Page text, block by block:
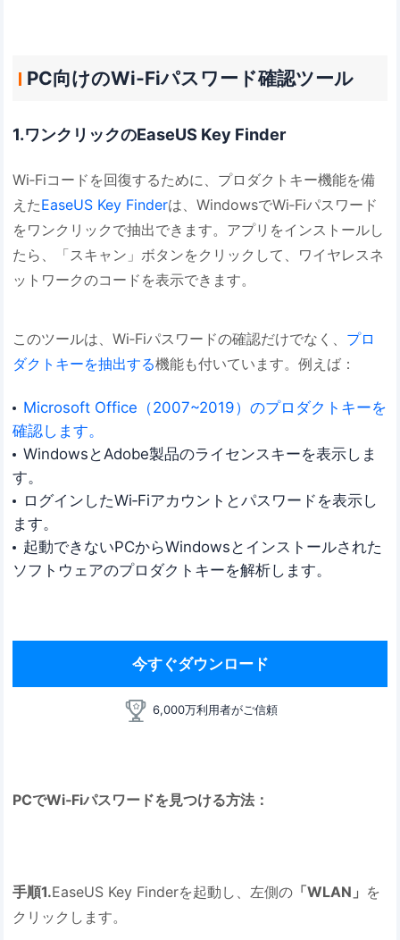
PC向けのWi‐Fiパスワード確認ツール
1.ワンクリックのEaseUS Key Finder
Wi‐Fiコードを回復するために、プロダクトキー機能を備
えたEaseUS Key Finderは、WindowsでWi‐Fiパスワード
をワンクリックで抽出できます。アプリをインストールし
たら、「スキャン」ボタンをクリックして、ワイヤレスネ
ットワークのコードを表示できます。
このツールは、Wi‐Fiパスワードの確認だけでなく、 プロ
ダクトキーを抽出する機能も付いています。例えば：
Microsoft Office（2007~2019）のプロダクトキーを
確認します。
WindowsとAdobe製品のライセンスキーを表示しま
す。
ログインしたWi‐Fiアカウントとパスワードを表示し
ます。
起動できないPCからWindowsとインストールされた
ソフトウェアのプロダクトキーを解析します。
今すぐダウンロード
6,000万利用者がご信頼
PCでWi‐Fiパスワードを見つける方法：
手順1.EaseUS Key Finderを起動し、左側の 「WLAN」 を
クリックします。